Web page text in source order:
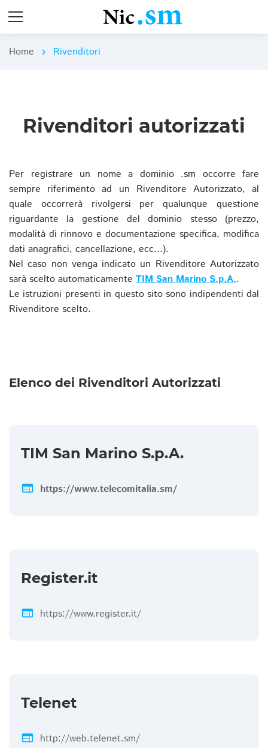
Home chevron_right Rivenditori
Rivenditori autorizzati
Per registrare un nome a dominio .sm occorre fare
sempre riferimento ad un Rivenditore Autorizzato, al
quale occorrerà rivolgersi per qualunque questione
riguardante la gestione del dominio stesso (prezzo,
modalità di rinnovo e documentazione specifica, modifica
dati anagrafici, cancellazione, ecc...).
Nel caso non venga indicato un Rivenditore Autorizzato
sarà scelto automaticamente TIM San Marino S.p.A..
Le istruzioni presenti in questo sito sono indipendenti dal
Rivenditore scelto.
Elenco dei Rivenditori Autorizzati
TIM San Marino S.p.A.
web https://www.telecomitalia.sm/
Register.it
web https://www.register.it/
Telenet
web http://web.telenet.sm/